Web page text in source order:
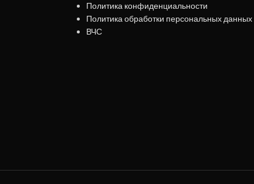
Политика конфиденциальности
Политика обработки персональных данных
ВЧС